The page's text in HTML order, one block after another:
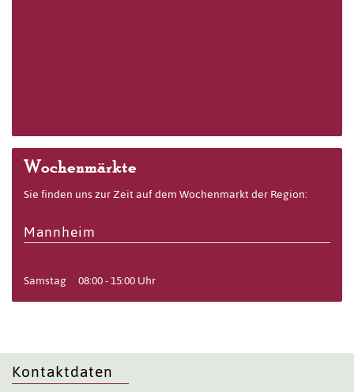
Wochenmärkte
Sie finden uns zur Zeit auf dem Wochenmarkt der Region:
Mannheim
Samstag 08:00 - 15:00 Uhr
Kontaktdaten